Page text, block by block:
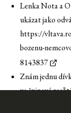
Lenka Nota a
ukázat jako
https://
bozenu-
8143837
Znám jednu
ve špinavé